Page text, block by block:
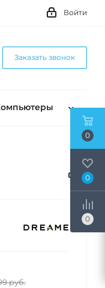
Войти
Заказать звонок
руб.
0
0
0